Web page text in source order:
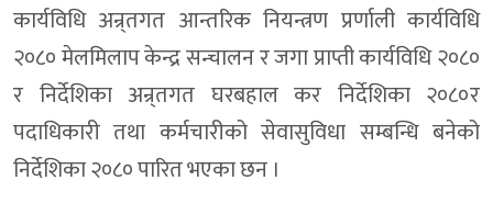
कार्यविधि अन्र्तगत आन्तरिक नियन्त्रण प्रर्णाली कार्यविधि
२०८० मेलमिलाप केन्द्र सन्चालन र जगा प्राप्ती कार्यविधि २०८०
र निर्देशिका अन्र्तगत घरबहाल कर निर्देशिका २०८०र
पदाधिकारी तथा कर्मचारीको सेवासुविधा सम्बन्धि बनेको
निर्देशिका २०८० पारित भएका छन ।